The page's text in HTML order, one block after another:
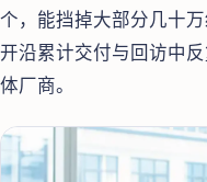
个，能挡掉大部分几十
开沿累计交付与回访中
体厂商。